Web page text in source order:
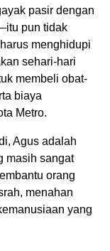
pasir dengan
pun tidak
menghidupi
sehari-hari
membeli obat-
biaya
Metro.
Agus adalah
masih sangat
orang
menahan
yang